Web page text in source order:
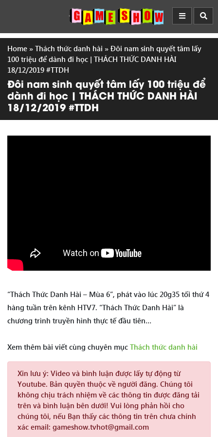
Home » Thách thức danh hài » Đôi nam sinh quyết tâm lấy
100 triệu để dành đi học | THÁCH THỨC DANH HÀI
18/12/2019 #TTDH
Đôi nam sinh quyết tâm lấy 100 triệu để
dành đi học | THÁCH THỨC DANH HÀI
18/12/2019 #TTDH
“Thách Thức Danh Hài – Mùa 6”, phát vào lúc 20g35 tối thứ 4
hàng tuần trên kênh HTV7. “Thách Thức Danh Hài” là
chương trình truyền hình thực tế đầu tiên…
Xem thêm bài viết cùng chuyên mục Thách thức danh hài
Xin lưu ý: Video và bình luận được lấy tự động từ
Youtube. Bản quyền thuộc về người đăng. Chúng tôi
không chịu trách nhiệm về các thông tin được đăng tải
trên và bình luận bên dưới! Vui lòng phản hồi cho
chúng tôi, nếu Bạn thấy các thông tin trên chưa chính
xác email: gameshow.tvhot@gmail.com